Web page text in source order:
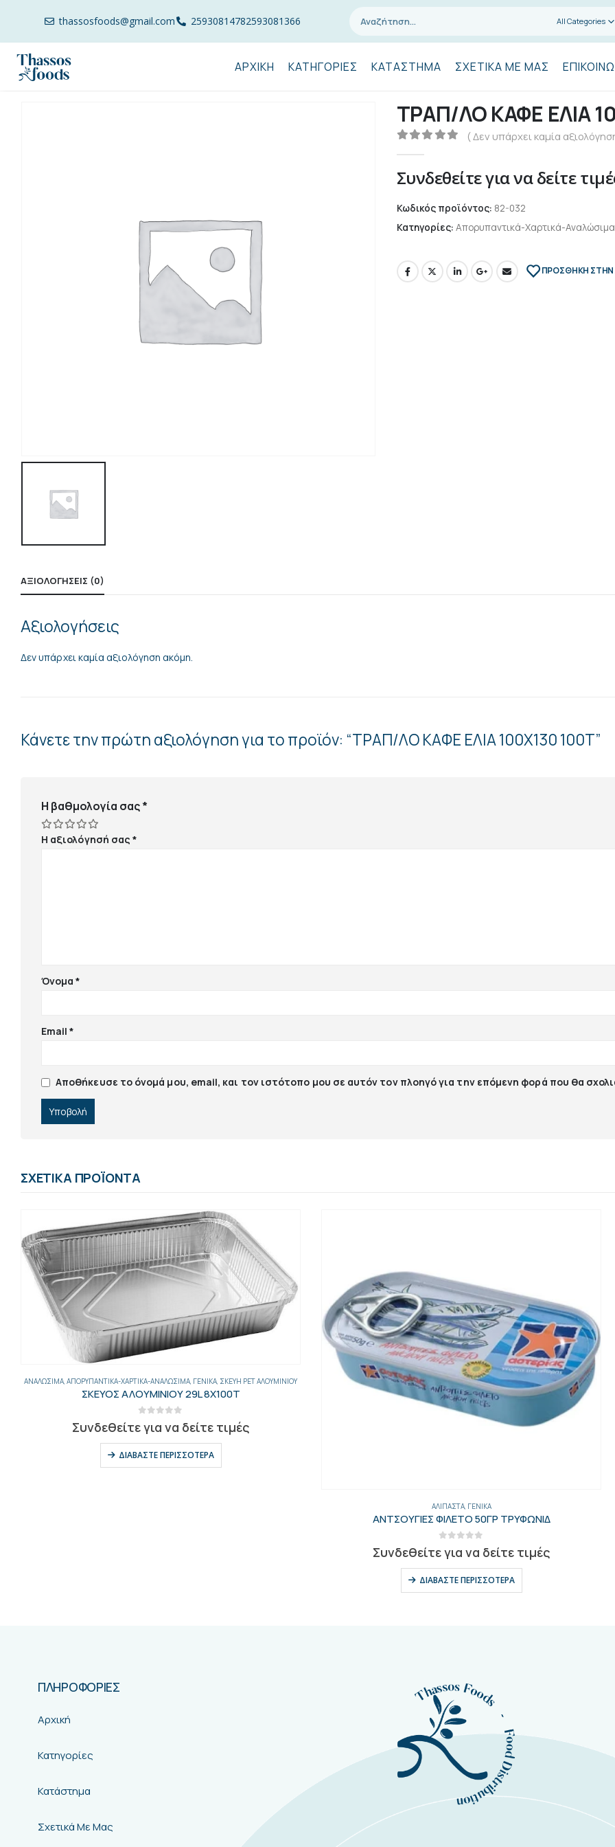
thassosfoods@gmail.com 25930814782593081366 All Categories
ΑΡΧΙΚΉ ΚΑΤΗΓΟΡΊΕΣ ΚΑΤΆΣΤΗΜΑ ΣΧΕΤΙΚΆ ΜΕ ΜΑΣ
ΤΡΑΠ/ΛΟ ΚΑΦΕ ΕΛΙΑ
( Δεν υπάρχει καμία
Συνδεθείτε για να δείτε
Κωδικός προϊόντος: 82-032
Κατηγορίες: Απορυπαντικά-Χαρτικά-Αναλώσιμα
ΠΡΌΣΘΉΚΗ ΣΤΗΝ
ΑΞΙΟΛΟΓΉΣΕΙΣ (0)
Αξιολογήσεις
Δεν υπάρχει καμία αξιολόγηση ακόμη.
Κάνετε την πρώτη αξιολόγηση για το προϊόν: “ΤΡΑΠ/ΛΟ ΚΑΦΕ ΕΛΙΑ 100Χ130 100Τ”
Η βαθμολογία σας*
Η αξιολόγησή σας*
Όνομα*
Email*
Αποθήκευσε το όνομά μου, email, και τον ιστότοπο μου σε αυτόν τον πλοηγό για την επόμενη φορά που θα
ΣΧΕΤΙΚΆ ΠΡΟΪΌΝΤΑ
ΑΝΑΛΏΣΙΜΑ ΑΠΟΡΥΠΑΝΤΙΚΆ-ΧΑΡΤΙΚΆ-ΑΝΑΛΏΣΙΜΑ ΓΕΝΙΚΑ ΣΚΕΎΗ PET ΑΛΟΥΜΙΝΊΟΥ
ΣΚΕΥΟΣ ΑΛΟΥΜΙΝΙΟΥ 29L 8Χ100T
Συνδεθείτε για να δείτε τιμές
ΔΙΑΒΆΣΤΕ ΠΕΡΙΣΣΌΤΕΡΑ
ΑΛΊΠΑΣΤΑ, ΓΕΝΙΚΑ
ΑΝΤΣΟΥΓΙΕΣ ΦΙΛΕΤΟ 50ΓΡ ΤΡΥΦΩΝΙΔ
Συνδεθείτε για να δείτε τιμές
ΔΙΑΒΆΣΤΕ ΠΕΡΙΣΣΌΤΕΡΑ
ΠΛΗΡΟΦΟΡΙΕΣ
Αρχική
Κατηγορίες
Κατάστημα
Σχετικά Με Μας